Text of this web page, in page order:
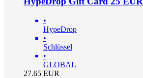
•
HypeDrop
•
Schlüssel
•
GLOBAL
27.65 EUR